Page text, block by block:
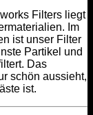
Filters liegt
Im
ist unser Filter
Partikel und
Das
schön aussieht,
ist.